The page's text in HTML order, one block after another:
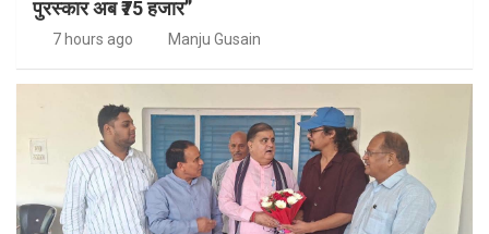
पुरस्कार अब ₹75 हजार”
7 hours ago Manju Gusain